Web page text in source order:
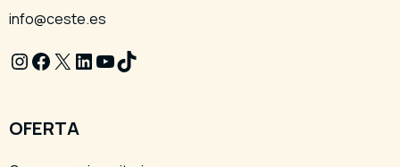
info@ceste.es
Instagram
Facebook
X LinkedIn
YouTube
TikTok
OFERTA